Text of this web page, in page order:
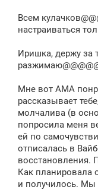
Всем
настраиваться
Иришка, держу за
Мне вот АМА
рассказывает
молчалива (в
попросила меня
ей по
отписалась в
восстановления.
Как планировала
и получилось. Мы